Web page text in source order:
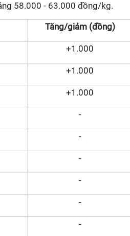
58.000 - 63.000 đồng/kg.
Tăng/giảm (đồng)
+1.000
+1.000
+1.000
-
-
-
-
-
-